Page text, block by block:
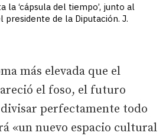
la ‘cápsula del tiempo’, junto al
presidente de la Diputación. J.
más elevada que el
el foso, el futuro
perfectamente todo
«un nuevo espacio cultural